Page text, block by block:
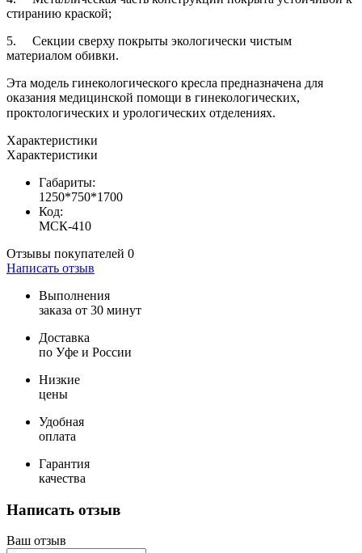
стиранию краской;
5.
Секции сверху покрыты экологически чистым
материалом обивки.
Эта модель гинекологического кресла предназначена для
оказания медицинской помощи в гинекологических,
проктологических и урологических отделениях.
Характеристики
Характеристики
Габариты:
1250*750*1700
Код:
МСК-410
Отзывы покупателей 0
Написать отзыв
Выполнения
заказа от 30 минут
Доставка
по Уфе и России
Низкие
цены
Удобная
оплата
Гарантия
качества
Написать отзыв
Ваш отзыв